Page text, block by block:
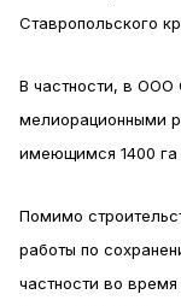
Ставропольского
В частности, в ООО
мелиорационными
имеющимся 1400
Помимо
работы по
частности во